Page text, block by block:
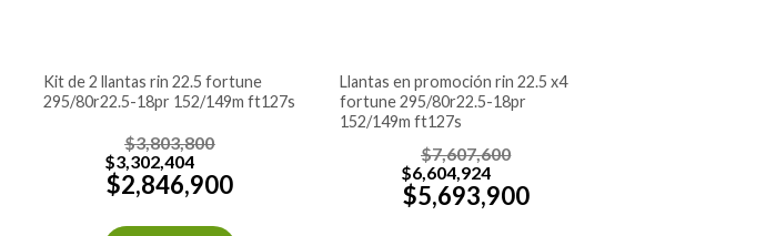
kit de 2 llantas rin 22.5 fortune
295/80r22.5-18pr 152/149m ft127s
$3,803,800
$3,302,404
$2,846,900
llantas en promoción rin 22.5 x4
fortune 295/80r22.5-18pr
152/149m ft127s
$7,607,600
$6,604,924
$5,693,900